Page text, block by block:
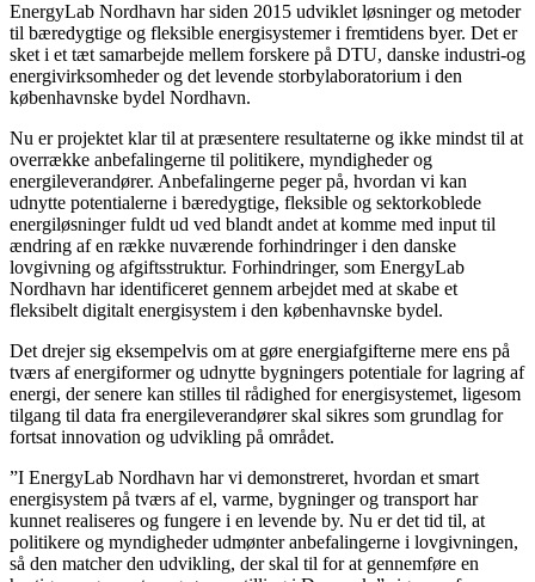
EnergyLab Nordhavn har siden 2015 udviklet løsninger og metoder
til bæredygtige og fleksible energisystemer i fremtidens byer. Det er
sket i et tæt samarbejde mellem forskere på DTU, danske industri-og
energivirksomheder og det levende storbylaboratorium i den
københavnske bydel Nordhavn.
Nu er projektet klar til at præsentere resultaterne og ikke mindst til at
overrække anbefalingerne til politikere, myndigheder og
energileverandører. Anbefalingerne peger på, hvordan vi kan
udnytte potentialerne i bæredygtige, fleksible og sektorkoblede
energiløsninger fuldt ud ved blandt andet at komme med input til
ændring af en række nuværende forhindringer i den danske
lovgivning og afgiftsstruktur. Forhindringer, som EnergyLab
Nordhavn har identificeret gennem arbejdet med at skabe et
fleksibelt digitalt energisystem i den københavnske bydel.
Det drejer sig eksempelvis om at gøre energiafgifterne mere ens på
tværs af energiformer og udnytte bygningers potentiale for lagring af
energi, der senere kan stilles til rådighed for energisystemet, ligesom
tilgang til data fra energileverandører skal sikres som grundlag for
fortsat innovation og udvikling på området.
”I EnergyLab Nordhavn har vi demonstreret, hvordan et smart
energisystem på tværs af el, varme, bygninger og transport har
kunnet realiseres og fungere i en levende by. Nu er det tid til, at
politikere og myndigheder udmønter anbefalingerne i lovgivningen,
så den matcher den udvikling, der skal til for at gennemføre en